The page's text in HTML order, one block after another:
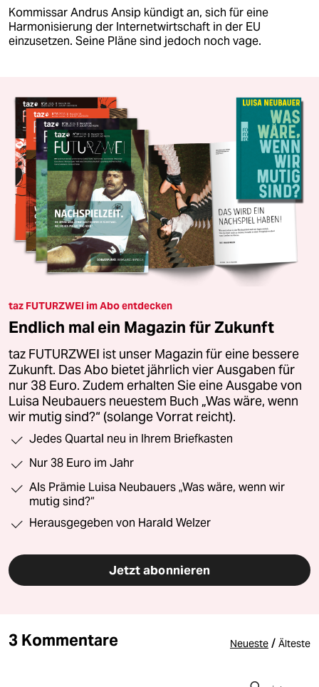
Kommissar Andrus Ansip kündigt an, sich für eine
Harmonisierung der Internetwirtschaft in der EU
einzusetzen. Seine Pläne sind jedoch noch vage.
taz FUTURZWEI im Abo entdecken
Endlich mal ein Magazin für Zukunft
taz FUTURZWEI ist unser Magazin für eine bessere
Zukunft. Das Abo bietet jährlich vier Ausgaben für
nur 38 Euro. Zudem erhalten Sie eine Ausgabe von
Luisa Neubauers neuestem Buch „Was wäre, wenn
wir mutig sind?“ (solange Vorrat reicht).
Jedes Quartal neu in Ihrem Briefkasten
Nur 38 Euro im Jahr
Als Prämie Luisa Neubauers „Was wäre, wenn wir
mutig sind?“
Herausgegeben von Harald Welzer
Jetzt abonnieren
3 Kommentare Neueste / Älteste